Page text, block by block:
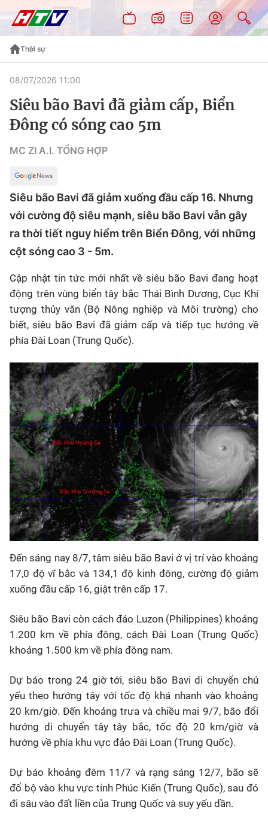
Thời sự
08/07/2026 11:00
Siêu bão Bavi đã giảm cấp, Biển
Đông có sóng cao 5m
MC ZI A.I. TỔNG HỢP
Siêu bão Bavi đã giảm xuống đầu cấp 16. Nhưng
với cường độ siêu mạnh, siêu bão Bavi vẫn gây
ra thời tiết nguy hiểm trên Biển Đông, với những
cột sóng cao 3 - 5m.
Cập nhật tin tức mới nhất về siêu bão Bavi đang hoạt
động trên vùng biển tây bắc Thái Bình Dương, Cục Khí
tượng thủy văn (Bộ Nông nghiệp và Môi trường) cho
biết, siêu bão Bavi đã giảm cấp và tiếp tục hướng về
phía Đài Loan (Trung Quốc).
Đến sáng nay 8/7, tâm siêu bão Bavi ở vị trí vào khoảng
17,0 độ vĩ bắc và 134,1 độ kinh đông, cường độ giảm
xuống đầu cấp 16, giật trên cấp 17.
Siêu bão Bavi còn cách đảo Luzon (Philippines) khoảng
1.200 km về phía đông, cách Đài Loan (Trung Quốc)
khoảng 1.500 km về phía đông nam.
Dự báo trong 24 giờ tới, siêu bão Bavi di chuyển chủ
yếu theo hướng tây với tốc độ khá nhanh vào khoảng
20 km/giờ. Đến khoảng trưa và chiều mai 9/7, bão đổi
hướng di chuyển tây tây bắc, tốc độ 20 km/giờ và
hướng về phía khu vực đảo Đài Loan (Trung Quốc).
Dự báo khoảng đêm 11/7 và rạng sáng 12/7, bão sẽ
đổ bộ vào khu vực tỉnh Phúc Kiến (Trung Quốc), sau đó
đi sâu vào đất liền của Trung Quốc và suy yếu dần.